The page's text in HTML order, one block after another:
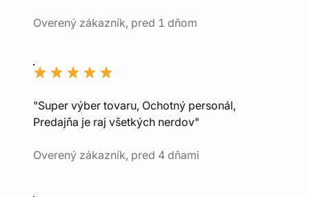
Overený zákazník, pred 1 dňom
"Super výber tovaru, Ochotný personál,
Predajňa je raj všetkých nerdov"
Overený zákazník, pred 4 dňami